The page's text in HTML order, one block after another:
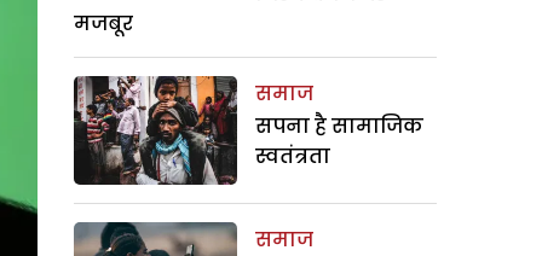
मजबूर
समाज
सपना है सामाजिक
स्वतंत्रता
समाज